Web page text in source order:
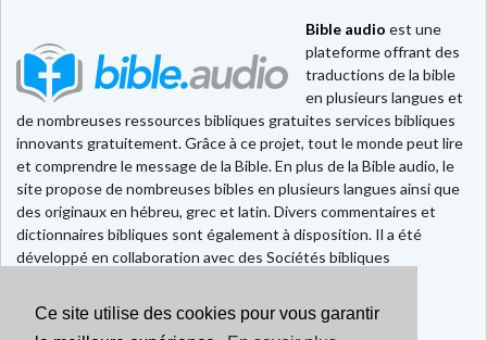
Ce site utilise des cookies pour vous garantir
Bible audio est une
plateforme offrant des
traductions de la bible
en plusieurs langues et
de nombreuses ressources bibliques gratuites services bibliques
innovants gratuitement. Grâce à ce projet, tout le monde peut lire
et comprendre le message de la Bible. En plus de la Bible audio, le
site propose de nombreuses bibles en plusieurs langues ainsi que
des originaux en hébreu, grec et latin. Divers commentaires et
dictionnaires bibliques sont également à disposition. Il a été
développé en collaboration avec des Sociétés bibliques
Faire un don